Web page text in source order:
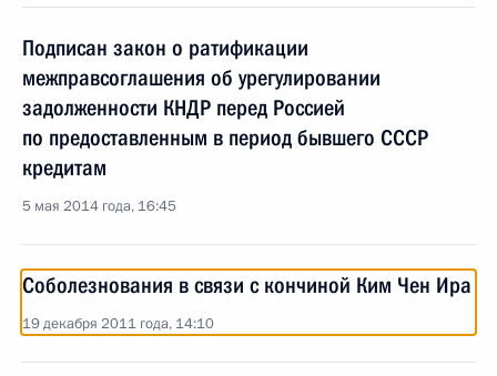
Подписан закон о ратификации
межправсоглашения об урегулировании
задолженности КНДР перед Россией
по предоставленным в период бывшего СССР
кредитам
5 мая 2014 года, 16:45
Соболезнования в связи с кончиной Ким Чен Ира
19 декабря 2011 года, 14:10